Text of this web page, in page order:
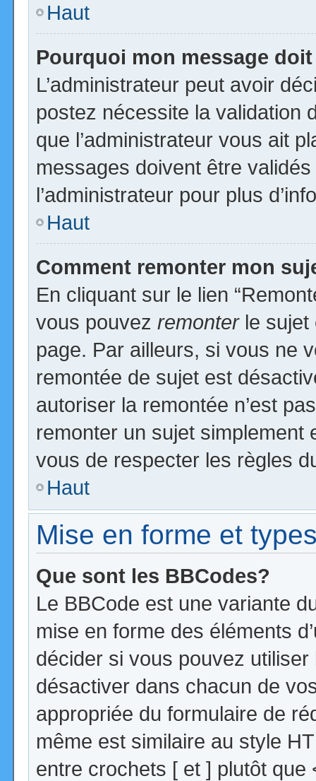
Haut
Pourquoi mon message
L’administrateur peut avoir
postez nécessite la validation
que l’administrateur vous ait
messages doivent être
l’administrateur pour plus
Haut
Comment remonter mon
En cliquant sur le lien
vous pouvez remonterle sujet
page. Par ailleurs, si vous ne
remontée de sujet est
autoriser la remontée n’est
remonter un sujet
vous de respecter les règles
Haut
Mise en forme et
Que sont les BBCodes?
Le BBCode est une variante
mise en forme des éléments
décider si vous pouvez
désactiver dans chacun de
appropriée du formulaire de
même est similaire au style
entre crochets [ et ] plutôt que